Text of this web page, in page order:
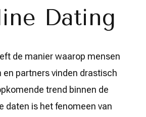
Dating
de manier waarop mensen
en partners vinden drastisch
trend binnen de
daten is het fenomeen van